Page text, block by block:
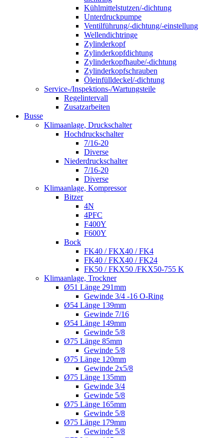
Kühlmittelstutzen/-dichtung
Unterdruckpumpe
Ventilführung/-dichtung/-einstellung
Wellendichtringe
Zylinderkopf
Zylinderkopfdichtung
Zylinderkopfhaube/-dichtung
Zylinderkopfschrauben
Öleinfülldeckel/-dichtung
Service-/Inspektions-/Wartungsteile
Regelintervall
Zusatzarbeiten
Busse
Klimaanlage, Druckschalter
Hochdruckschalter
7/16-20
Diverse
Niederdruckschalter
7/16-20
Diverse
Klimaanlage, Kompressor
Bitzer
4N
4PFC
F400Y
F600Y
Bock
FK40 / FKX40 / FK4
FK40 / FKX40 / FK24
FK50 / FKX50 /FKX50-755 K
Klimaanlage, Trockner
Ø51 Länge 291mm
Gewinde 3/4 -16 O-Ring
Ø54 Länge 139mm
Gewinde 7/16
Ø54 Länge 149mm
Gewinde 5/8
Ø75 Länge 85mm
Gewinde 5/8
Ø75 Länge 120mm
Gewinde 2x5/8
Ø75 Länge 135mm
Gewinde 3/4
Gewinde 5/8
Ø75 Länge 165mm
Gewinde 5/8
Ø75 Länge 179mm
Gewinde 5/8